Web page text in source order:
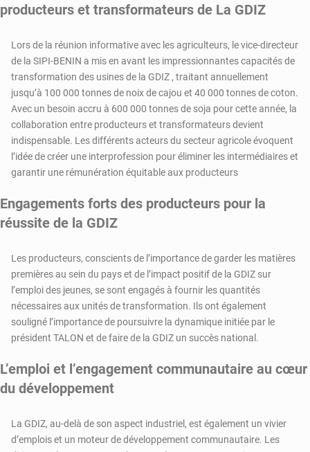
producteurs et transformateurs de La GDIZ
Lors de la réunion informative avec les agriculteurs, le vice-directeur
de la SIPI-BENIN a mis en avant les impressionnantes capacités de
transformation des usines de la GDIZ , traitant annuellement
jusqu’à 100 000 tonnes de noix de cajou et 40 000 tonnes de coton.
Avec un besoin accru à 600 000 tonnes de soja pour cette année, la
collaboration entre producteurs et transformateurs devient
indispensable. Les différents acteurs du secteur agricole évoquent
l’idée de créer une interprofession pour éliminer les intermédiaires et
garantir une rémunération équitable aux producteurs
Engagements forts des producteurs pour la
réussite de la GDIZ
Les producteurs, conscients de l’importance de garder les matières
premières au sein du pays et de l’impact positif de la GDIZ sur
l’emploi des jeunes, se sont engagés à fournir les quantités
nécessaires aux unités de transformation. Ils ont également
souligné l’importance de poursuivre la dynamique initiée par le
président TALON et de faire de la GDIZ un succès national.
L’emploi et l’engagement communautaire au cœur
du développement
La GDIZ, au-delà de son aspect industriel, est également un vivier
d’emplois et un moteur de développement communautaire. Les